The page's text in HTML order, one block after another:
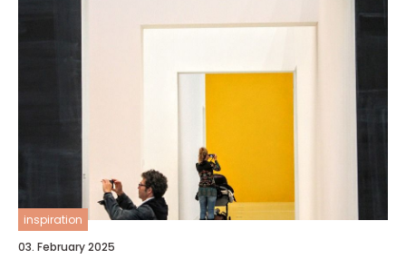
inspiration
03. February 2025